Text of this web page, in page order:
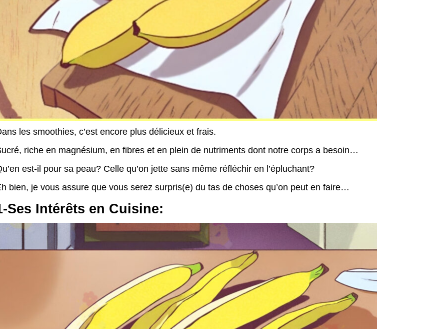
les smoothies, c’est encore plus délicieux et frais.
riche en magnésium, en fibres et en plein de nutriments dont notre corps a besoin…
est-il pour sa peau? Celle qu’on jette sans même réfléchir en l’épluchant?
bien, je vous assure que vous serez surpris(e) du tas de choses qu’on peut en faire…
Ses Intérêts en Cuisine: